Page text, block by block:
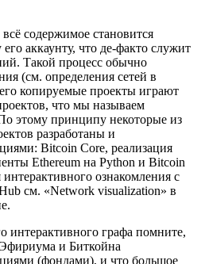
содержимое становится
аккаунту, что де-факто служит
Такой процесс обычно
(см. определения сетей в
копируемые проекты играют
что мы называем
этому принципу некоторые из
разработаны и
Bitcoin Core, реализация
Ethereum на Python и Bitcoin
ознакомления с
см. «Network visualization» в
интерактивного графа помните,
и Биткойна
(фондами), и что большое